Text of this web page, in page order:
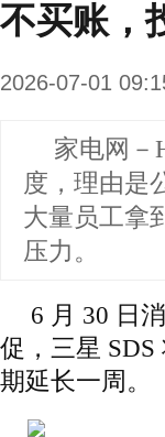
不买账，
2026-07-01
家电网－
度，理由是
大量员工拿
压力。
6 月 30 日
促，三星
期延长一周。